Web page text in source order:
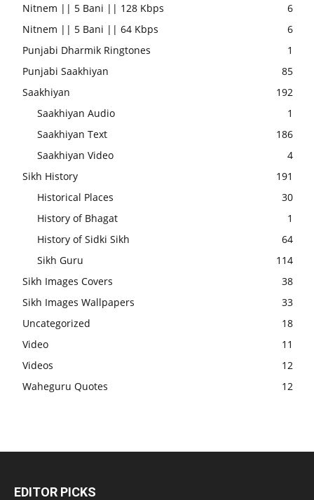
Nitnem || 5 Bani || 128 Kbps
6
Nitnem || 5 Bani || 64 Kbps
6
Punjabi Dharmik Ringtones
1
Punjabi Saakhiyan
85
Saakhiyan
192
Saakhiyan Audio
1
Saakhiyan Text
186
Saakhiyan Video
4
Sikh History
191
Historical Places
30
History of Bhagat
1
History of Sidki Sikh
64
Sikh Guru
114
Sikh Images Covers
38
Sikh Images Wallpapers
33
Uncategorized
18
Video
11
Videos
12
Waheguru Quotes
12
EDITOR PICKS